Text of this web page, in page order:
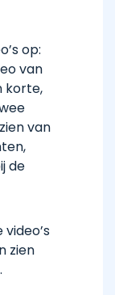
op:
van
korte,
van
de
zien